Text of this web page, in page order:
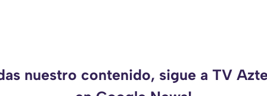
nuestro contenido, sigue a TV